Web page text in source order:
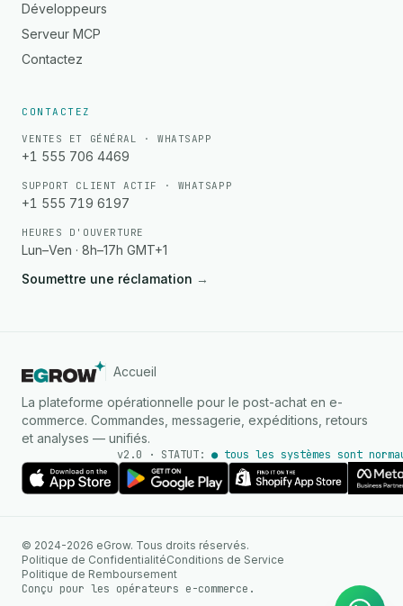
Développeurs
Serveur MCP
Contactez
CONTACTEZ
VENTES ET GÉNÉRAL · WHATSAPP
+1 555 706 4469
SUPPORT CLIENT ACTIF · WHATSAPP
+1 555 719 6197
HEURES D'OUVERTURE
Lun–Ven · 8h–17h GMT+1
Soumettre une réclamation →
Accueil
La plateforme opérationnelle pour le post-achat en e-
commerce. Commandes, messagerie, expéditions, retours
et analyses — unifiés.
v2.0 · STATUT: ● tous les systèmes sont
© 2024-2026 eGrow. Tous droits réservés.
Politique de ConfidentialitéConditions de Service
Politique de Remboursement
Conçu pour les opérateurs e-commerce.
Réponses instantanées sur
WhatsApp